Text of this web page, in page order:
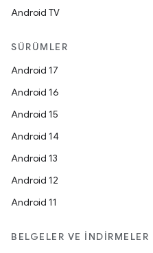
Android TV
SÜRÜMLER
Android 17
Android 16
Android 15
Android 14
Android 13
Android 12
Android 11
BELGELER VE İNDIRMELER